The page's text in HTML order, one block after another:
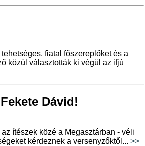
fiatal főszereplőket és a
közül választották ki végül az ifjú
Dávid!
ítészek közé a Megasztárban - véli
kérdeznek a versenyzőktől... >>